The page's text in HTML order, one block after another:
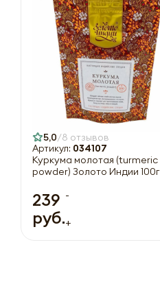
5,0 8 отзывов
Артикул: 034107
Куркума молотая (turmeric
powder) Золото Индии 100г
239
руб.
-
+